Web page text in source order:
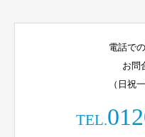
電話で
お問
（日祝
TEL.